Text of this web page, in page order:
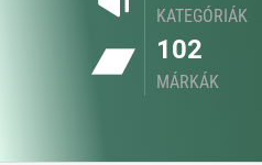
KATEGÓRIÁK
102
MÁRKÁK